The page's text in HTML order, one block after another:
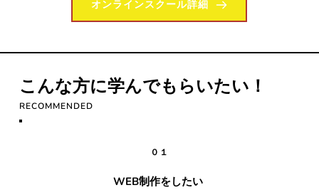
オンラインスクール詳細
こんな方に学んでもらいたい！
RECOMMENDED
０１
WEB制作をしたい